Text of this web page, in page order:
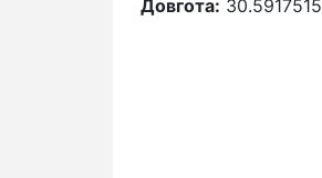
Довгота: 30.5917515